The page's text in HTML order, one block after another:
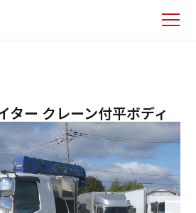
ター クレーン付平ボディ